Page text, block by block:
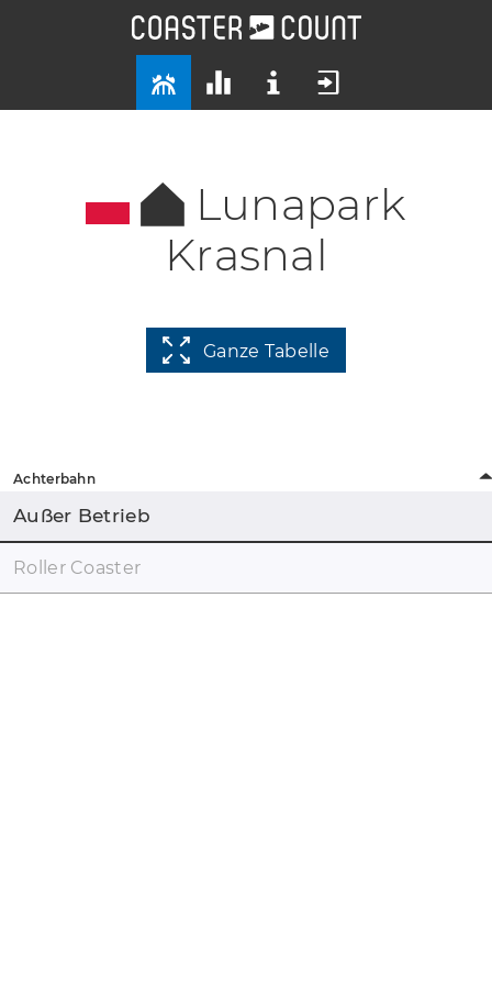
Lunapark
Krasnal
Ganze Tabelle
Achterbahn
Außer Betrieb
Roller Coaster